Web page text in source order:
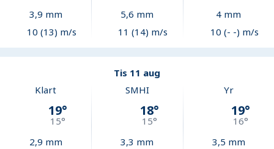
3,9 mm
10 (13) m/s
5,6 mm
11 (14) m/s
4 mm
10 (- -) m/s
Tis 11 aug
Klart
19°
15°
2,9 mm
SMHI
18°
15°
3,3 mm
Yr
19°
16°
3,5 mm